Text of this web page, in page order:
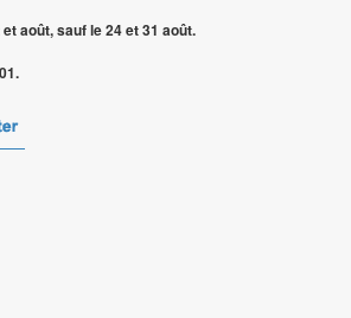
août, sauf le 24 et 31 août.